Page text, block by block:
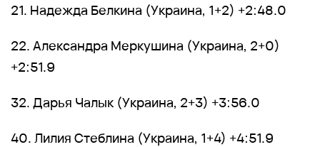
21. Надежда Белкина (Украина, 1+2) +2:48.0
22. Александра Меркушина (Украина, 2+0)
+2:51.9
32. Дарья Чалык (Украина, 2+3) +3:56.0
40. Лилия Стеблина (Украина, 1+4) +4:51.9